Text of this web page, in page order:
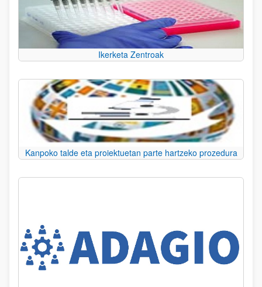
Ikerketa Zentroak
Kanpoko talde eta proiektuetan parte hartzeko prozedura